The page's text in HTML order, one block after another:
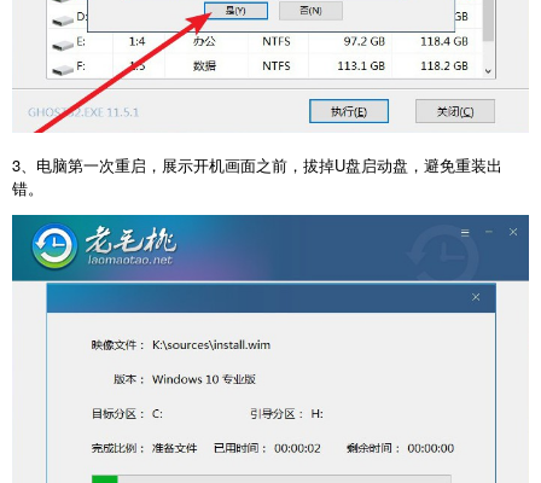
3、电脑第一次重启，展示开机画面之前，拔掉U盘启动盘，避免重装出
错。